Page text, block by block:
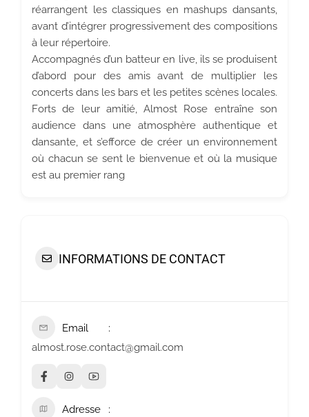
réarrangent les classiques en mashups dansants,
avant d’intégrer progressivement des compositions
à leur répertoire.
Accompagnés d’un batteur en live, ils se produisent
d’abord pour des amis avant de multiplier les
concerts dans les bars et les petites scènes locales.
Forts de leur amitié, Almost Rose entraîne son
audience dans une atmosphère authentique et
dansante, et s’efforce de créer un environnement
où chacun se sent le bienvenue et où la musique
est au premier rang
INFORMATIONS DE CONTACT
Email
almost.rose.contact@gmail.com
Adresse